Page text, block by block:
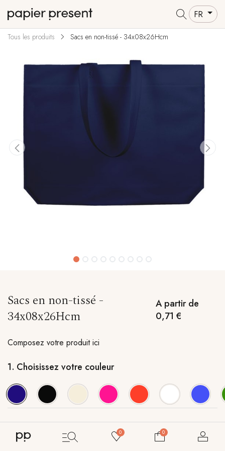
0 0
FR
Tous les produits Sacs en non-tissé - 34x08x26Hcm
Sacs en non-tissé -
34x08x26Hcm
A partir de
0,71 €
Composez votre produit ici
1. Choisissez votre couleur
2.Nombre de couleurs d'impression